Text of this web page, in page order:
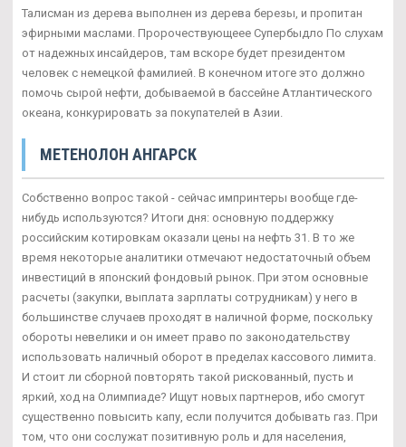
Талисман из дерева выполнен из дерева березы, и пропитан
эфирными маслами. Пророчествующеее Супербыдло По слухам
от надежных инсайдеров, там вскоре будет президентом
человек с немецкой фамилией. В конечном итоге это должно
помочь сырой нефти, добываемой в бассейне Атлантического
океана, конкурировать за покупателей в Азии.
МЕТЕНОЛОН АНГАРСК
Собственно вопрос такой - сейчас импринтеры вообще где-
нибудь используются? Итоги дня: основную поддержку
российским котировкам оказали цены на нефть 31. В то же
время некоторые аналитики отмечают недостаточный объем
инвестиций в японский фондовый рынок. При этом основные
расчеты (закупки, выплата зарплаты сотрудникам) у него в
большинстве случаев проходят в наличной форме, поскольку
обороты невелики и он имеет право по законодательству
использовать наличный оборот в пределах кассового лимита.
И стоит ли сборной повторять такой рискованный, пусть и
яркий, ход на Олимпиаде? Ищут новых партнеров, ибо смогут
существенно повысить капу, если получится добывать газ. При
том, что они сослужат позитивную роль и для населения,